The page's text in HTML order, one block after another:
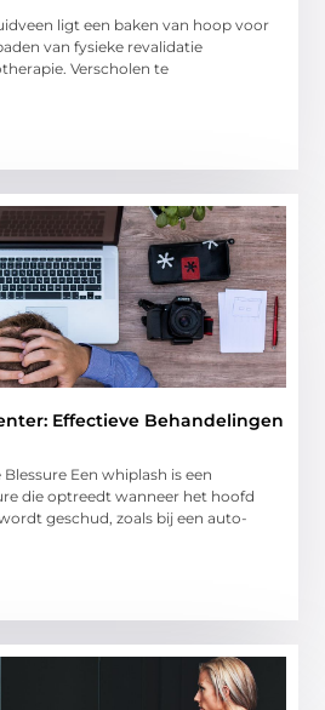
ligt een baken van hoop voor
van fysieke revalidatie
Verscholen te
Effectieve Behandelingen
Een whiplash is een
die optreedt wanneer het hoofd
geschud, zoals bij een auto-